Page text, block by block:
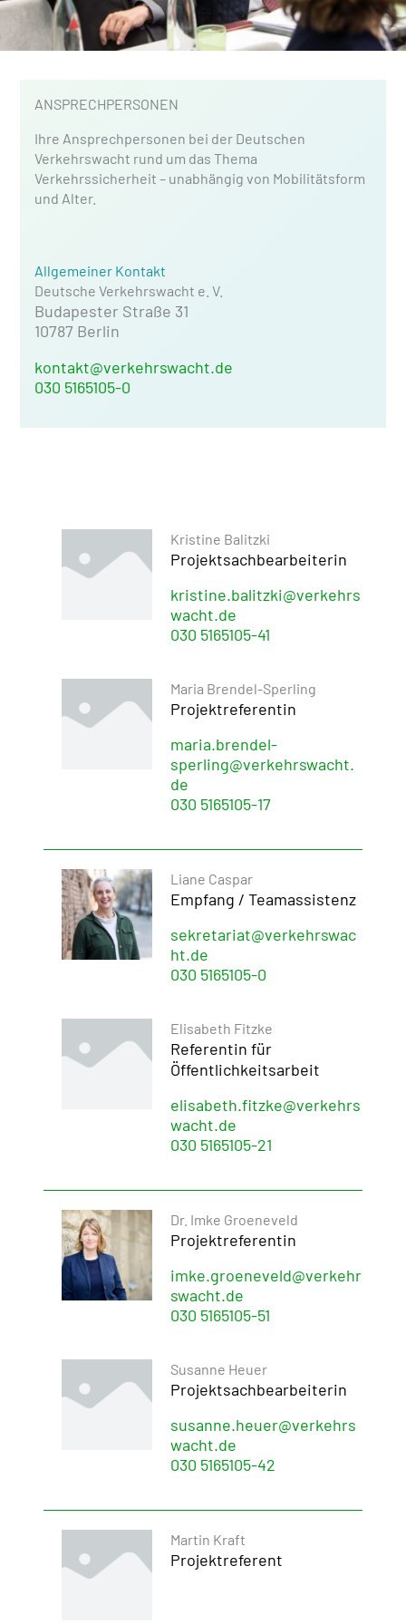
ANSPRECHPERSONEN
Ihre Ansprechpersonen bei der Deutschen
Verkehrswacht rund um das Thema
Verkehrssicherheit – unabhängig von Mobilitätsform
und Alter.
Allgemeiner Kontakt
Deutsche Verkehrswacht e. V.
Budapester Straße 31
10787 Berlin
kontakt@verkehrswacht.de
030 5165105-0
Kristine Balitzki
Projektsachbearbeiterin
kristine.balitzki@verkehrs
wacht.de
030 5165105-41
Maria Brendel-Sperling
Projektreferentin
maria.brendel-
sperling@verkehrswacht.
de
030 5165105-17
Liane Caspar
Empfang / Teamassistenz
sekretariat@verkehrswac
ht.de
030 5165105-0
Elisabeth Fitzke
Referentin für
Öffentlichkeitsarbeit
elisabeth.fitzke@verkehrs
wacht.de
030 5165105-21
Dr. Imke Groeneveld
Projektreferentin
imke.groeneveld@verkehr
swacht.de
030 5165105-51
Susanne Heuer
Projektsachbearbeiterin
susanne.heuer@verkehrs
wacht.de
030 5165105-42
Martin Kraft
Projektreferent